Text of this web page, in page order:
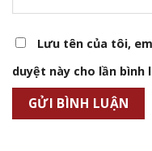
Lưu tên của tôi,
duyệt này cho lần bình